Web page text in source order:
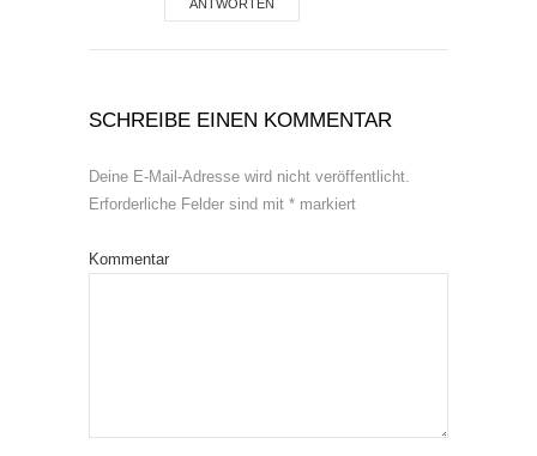
ANTWORTEN
SCHREIBE EINEN KOMMENTAR
Deine E-Mail-Adresse wird nicht veröffentlicht.
Erforderliche Felder sind mit * markiert
Kommentar